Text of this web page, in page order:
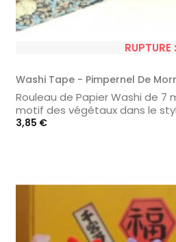
RUPTURE
Washi Tape - Pimpernel De
Rouleau de Papier Washi de 7
motif des végétaux dans le
Prix
3,85 €